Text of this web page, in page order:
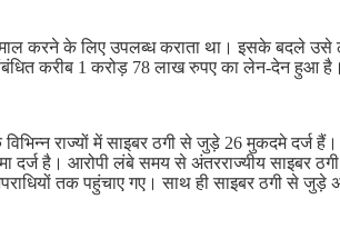
करने के लिए उपलब्ध कराता था। इसके बदले उसे
करीब 1 करोड़ 78 लाख रुपए का लेन-देन हुआ
राज्यों में साइबर ठगी से जुड़े 26 मुकदमे दर्ज
दर्ज है। आरोपी लंबे समय से अंतरराज्यीय
तक पहुंचाए गए। साथ ही साइबर ठगी से जुड़े अन्य